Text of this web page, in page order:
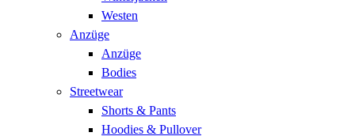
Westen
Anzüge
Anzüge
Bodies
Streetwear
Shorts & Pants
Hoodies & Pullover